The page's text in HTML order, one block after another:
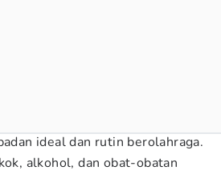
ideal dan rutin berolahraga.
alkohol, dan obat-obatan